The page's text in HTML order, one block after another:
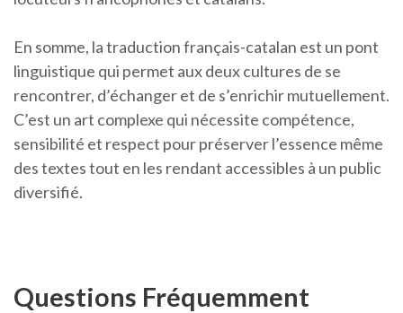
En somme, la traduction français-catalan est un pont
linguistique qui permet aux deux cultures de se
rencontrer, d’échanger et de s’enrichir mutuellement.
C’est un art complexe qui nécessite compétence,
sensibilité et respect pour préserver l’essence même
des textes tout en les rendant accessibles à un public
diversifié.
Questions Fréquemment